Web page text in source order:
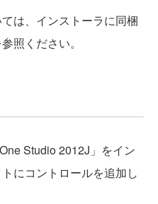
は、インストーラに同梱
照ください。
Studio 2012J」をイン
にコントロールを追加し